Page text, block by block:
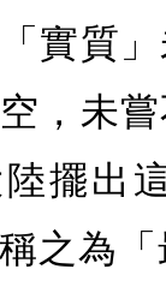
實質
，未
擺出
之為